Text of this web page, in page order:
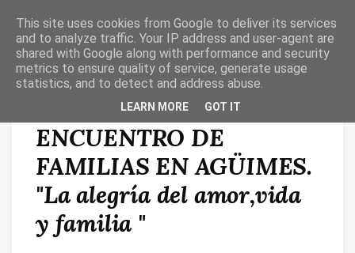
T
O
G
SANTA MISA
ENCUENTRO DE
FAMILIAS EN AGÜIMES.
"La alegría del amor,vida
y familia "
This site uses cookies from Google to deliver its services
and to analyze traffic. Your IP address and user-agent are
shared with Google along with performance and security
metrics to ensure quality of service, generate usage
statistics, and to detect and address abuse.
LEARN MORE GOT IT